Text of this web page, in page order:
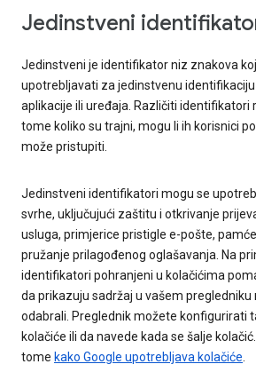
Jedinstveni
Jedinstveni je identifikator niz znakova
upotrebljavati za jedinstvenu
aplikacije ili uređaja. Različiti identifikatori
tome koliko su trajni, mogu li ih korisnici
može pristupiti.
Jedinstveni identifikatori mogu se
svrhe, uključujući zaštitu i otkrivanje
usluga, primjerice pristigle e-pošte,
pružanje prilagođenog oglašavanja. Na
identifikatori pohranjeni u kolačićima
da prikazuju sadržaj u vašem pregledniku
odabrali. Preglednik možete konfigurirati
kolačiće ili da navede kada se šalje
tome kako Google upotrebljava kolačiće.